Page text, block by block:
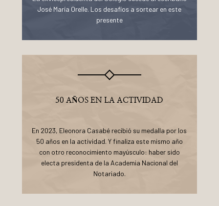
José María Orelle. Los desafíos a sortear en este
presente
50 AÑOS EN LA ACTIVIDAD
En 2023, Eleonora Casabé recibió su medalla por los
50 años en la actividad. Y finaliza este mismo año
con otro reconocimiento mayúsculo: haber sido
electa presidenta de la Academia Nacional del
Notariado.